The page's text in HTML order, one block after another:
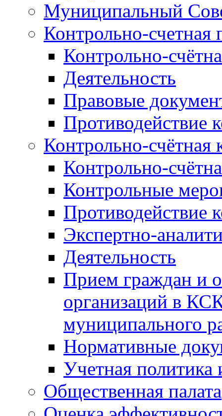
Муниципальный
Контрольно-счетная
Контрольно-
Деятельность
Правовые
Противодействие
Контрольно-счётная
Контрольно-
Контрольные
Противодействие
Экспертно-
Деятельность
Прием граждан и
организаций в
муниципального
Нормативные
Учетная политика
Общественная палата